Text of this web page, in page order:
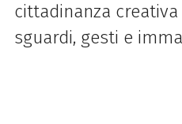
cittadinanza
sguardi, gesti e